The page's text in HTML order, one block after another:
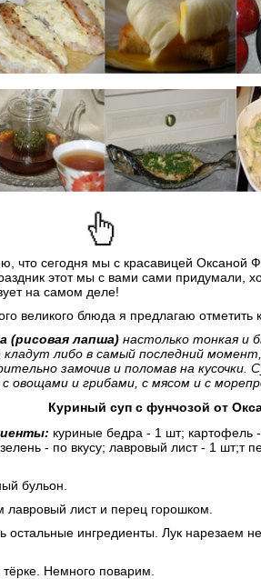
что сегодня мы с красавицей Оксаной
этот мы с вами сами придумали,
на самом деле!
великого блюда я предлагаю
(рисовая лапша)настолько тонкая и
кладут либо в самый последний
замочив и поломав на кусочки.
овощами и грибами, с мясом и с
Куриный суп с фунчозой от
куриные бедра - 1 шт; картофель
- по вкусу; лавровый лист - 1 шт;т
бульон.
лавровый лист и перец горошком.
остальные ингредиенты. Лук нарезаем
Немного поварим.